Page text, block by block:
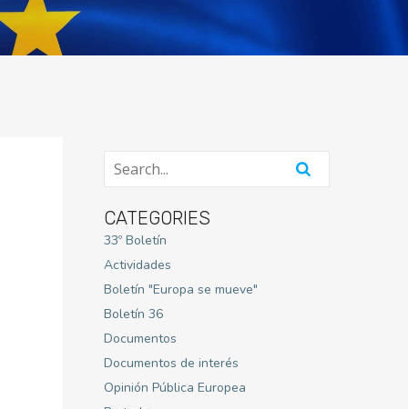
CATEGORIES
33º Boletín
Actividades
Boletín "Europa se mueve"
Boletín 36
Documentos
Documentos de interés
Opinión Pública Europea